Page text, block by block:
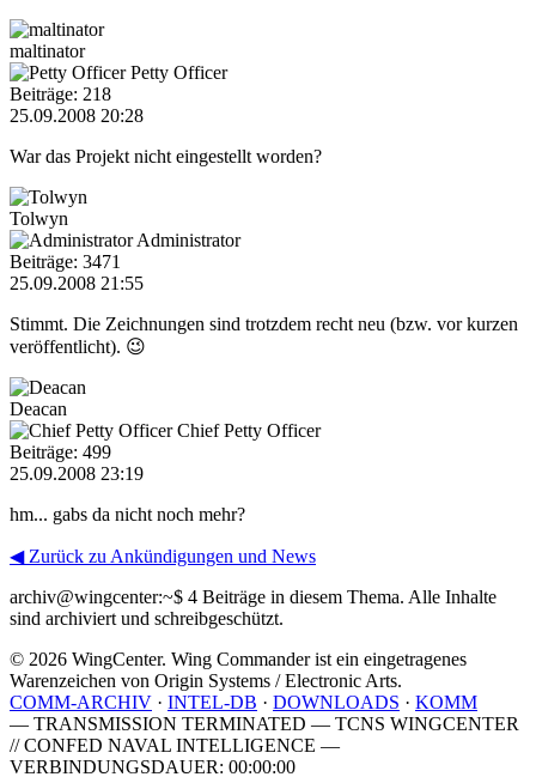
maltinator
Petty Officer
Beiträge: 218
25.09.2008 20:28
War das Projekt nicht eingestellt worden?
Tolwyn
Administrator
Beiträge: 3471
25.09.2008 21:55
Stimmt. Die Zeichnungen sind trotzdem recht neu (bzw. vor kurzen
veröffentlicht). 😉
Deacan
Chief Petty Officer
Beiträge: 499
25.09.2008 23:19
hm... gabs da nicht noch mehr?
◀ Zurück zu Ankündigungen und News
archiv@wingcenter:~$ 4 Beiträge in diesem Thema. Alle Inhalte
sind archiviert und schreibgeschützt.
© 2026 WingCenter. Wing Commander ist ein eingetragenes
Warenzeichen von Origin Systems / Electronic Arts.
COMM-ARCHIV · INTEL-DB · DOWNLOADS · KOMM
— TRANSMISSION TERMINATED — TCNS WINGCENTER
// CONFED NAVAL INTELLIGENCE —
VERBINDUNGSDAUER: 00:00:00